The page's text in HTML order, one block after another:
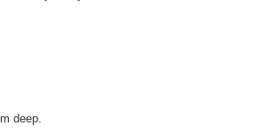
deep.